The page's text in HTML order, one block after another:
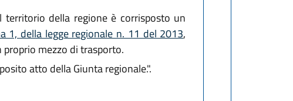
della regione è corrisposto un
1, della legge regionale n. 11 del 2013,
mezzo di trasporto.
atto della Giunta regionale.".